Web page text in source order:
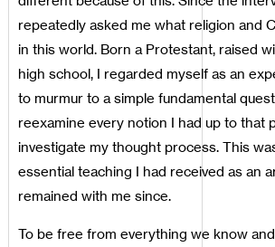
repeatedly asked me what religion and
in this world. Born a Protestant, raised
high school, I regarded myself as an
to murmur to a simple fundamental
reexamine every notion I had up to that
investigate my thought process. This
essential teaching I had received as an
remained with me since.
To be free from everything we know